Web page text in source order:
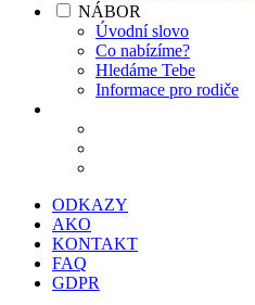
NÁBOR
Úvodní slovo
Co nabízíme?
Hledáme Tebe
Informace pro rodiče
ODKAZY
AKO
KONTAKT
FAQ
GDPR